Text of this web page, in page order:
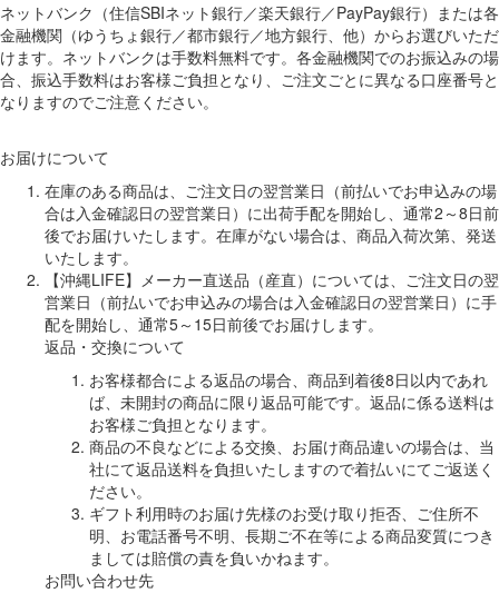
ネットバンク（住信SBIネット銀行／楽天銀行／PayPay銀行）または各
金融機関（ゆうちょ銀行／都市銀行／地方銀行、他）からお選びいただ
けます。ネットバンクは手数料無料です。各金融機関でのお振込みの場
合、振込手数料はお客様ご負担となり、ご注文ごとに異なる口座番号と
なりますのでご注意ください。
お届けについて
在庫のある商品は、ご注文日の翌営業日（前払いでお申込みの場
合は入金確認日の翌営業日）に出荷手配を開始し、通常2～8日前
後でお届けいたします。在庫がない場合は、商品入荷次第、発送
いたします。
【沖縄LIFE】メーカー直送品（産直）については、ご注文日の翌
営業日（前払いでお申込みの場合は入金確認日の翌営業日）に手
配を開始し、通常5～15日前後でお届けします。
返品・交換について
お客様都合による返品の場合、商品到着後8日以内であれ
ば、未開封の商品に限り返品可能です。返品に係る送料は
お客様ご負担となります。
商品の不良などによる交換、お届け商品違いの場合は、当
社にて返品送料を負担いたしますので着払いにてご返送く
ださい。
ギフト利用時のお届け先様のお受け取り拒否、ご住所不
明、お電話番号不明、長期ご不在等による商品変質につき
ましては賠償の責を負いかねます。
お問い合わせ先